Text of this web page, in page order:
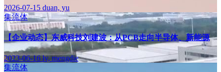
2026-07-15 duan, yu
集流体
【企业动态】东威科技刘建波：从PCB走向半导体、新能源
2023-06-16lv, mengdie
集流体